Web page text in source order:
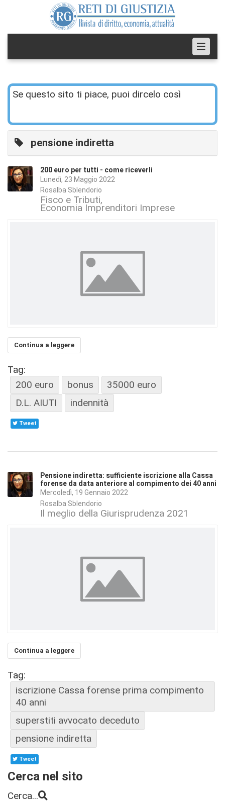
Se questo sito ti piace, puoi dircelo così
pensione indiretta
200 euro per tutti - come riceverli
Lunedì, 23 Maggio 2022
Rosalba Sblendorio
Fisco e Tributi
Economia Imprenditori Imprese
Continua a leggere
Tag:
200 euro
bonus
35000 euro
D.L. AIUTI
indennità
Tweet
Pensione indiretta: sufficiente iscrizione alla Cassa
forense da data anteriore al compimento dei 40 anni
Mercoledì, 19 Gennaio 2022
Rosalba Sblendorio
Il meglio della Giurisprudenza 2021
Continua a leggere
Tag:
iscrizione Cassa forense prima compimento
40 anni
superstiti avvocato deceduto
pensione indiretta
Tweet
Cerca nel sito
Cerca...